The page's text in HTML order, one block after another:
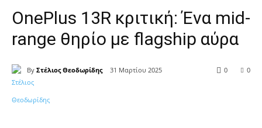
OnePlus 13R κριτική: Ένα mid-
range θηρίο με flagship αύρα
By Στέλιος Θεοδωρίδης 31 Μαρτίου 2025 0
0